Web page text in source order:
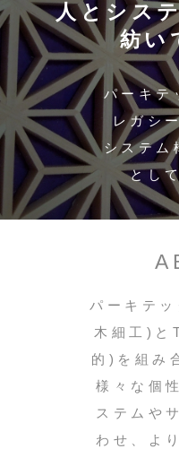
人とシス
紡い
パーキテ
レガシ
システム
とし
パーキテ
木細工)
的)を組み
様々な個
ステムや
わせ、よ